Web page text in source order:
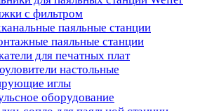
с фильтром
паяльные станции
паяльные станции
для печатных плат
настольные
иглы
оборудование